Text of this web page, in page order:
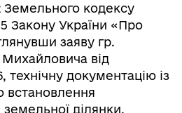
Земельного кодексу
Закону України «Про
заяву гр.
від
технічну документацію із
ділянки,